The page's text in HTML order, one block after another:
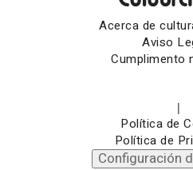
Acerca de
Aviso
Cumplimento
|
Política de
Política de
Configuración